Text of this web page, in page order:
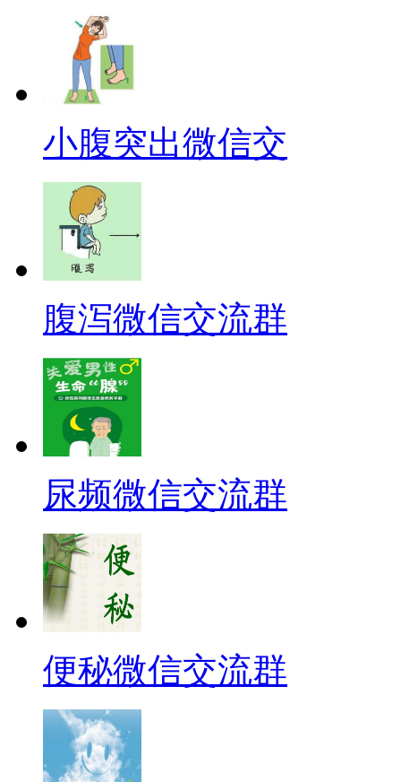
小腹突出微信交
腹泻微信交流群
尿频微信交流群
便秘微信交流群